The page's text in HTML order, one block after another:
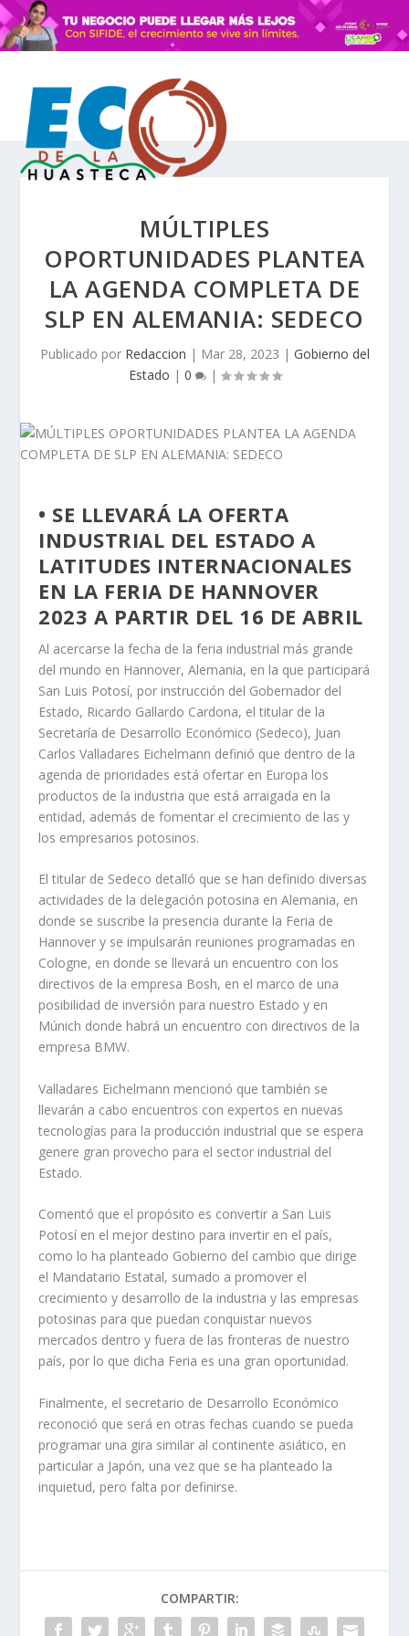
MÚLTIPLES
OPORTUNIDADES PLANTEA
LA AGENDA COMPLETA DE
SLP EN ALEMANIA: SEDECO
Publicado por Redaccion | Mar 28, 2023 | Gobierno del
Estado | 0 |
• SE LLEVARÁ LA OFERTA
INDUSTRIAL DEL ESTADO A
LATITUDES INTERNACIONALES
EN LA FERIA DE HANNOVER
2023 A PARTIR DEL 16 DE ABRIL
Al acercarse la fecha de la feria industrial más grande
del mundo en Hannover, Alemania, en la que participará
San Luis Potosí, por instrucción del Gobernador del
Estado, Ricardo Gallardo Cardona, el titular de la
Secretaría de Desarrollo Económico (Sedeco), Juan
Carlos Valladares Eichelmann definió que dentro de la
agenda de prioridades está ofertar en Europa los
productos de la industria que está arraigada en la
entidad, además de fomentar el crecimiento de las y
los empresarios potosinos.
El titular de Sedeco detalló que se han definido diversas
actividades de la delegación potosina en Alemania, en
donde se suscribe la presencia durante la Feria de
Hannover y se impulsarán reuniones programadas en
Cologne, en donde se llevará un encuentro con los
directivos de la empresa Bosh, en el marco de una
posibilidad de inversión para nuestro Estado y en
Múnich donde habrá un encuentro con directivos de la
empresa BMW.
Valladares Eichelmann mencionó que también se
llevarán a cabo encuentros con expertos en nuevas
tecnologías para la producción industrial que se espera
genere gran provecho para el sector industrial del
Estado.
Comentó que el propósito es convertir a San Luis
Potosí en el mejor destino para invertir en el país,
como lo ha planteado Gobierno del cambio que dirige
el Mandatario Estatal, sumado a promover el
crecimiento y desarrollo de la industria y las empresas
potosinas para que puedan conquistar nuevos
mercados dentro y fuera de las fronteras de nuestro
país, por lo que dicha Feria es una gran oportunidad.
Finalmente, el secretario de Desarrollo Económico
reconoció que será en otras fechas cuando se pueda
programar una gira similar al continente asiático, en
particular a Japón, una vez que se ha planteado la
inquietud, pero falta por definirse.
COMPARTIR: